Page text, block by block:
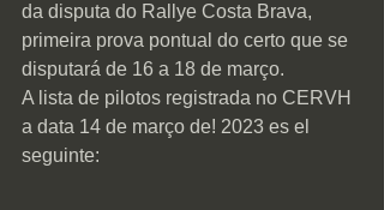
da disputa do Rallye Costa Brava,
primeira prova pontual do certo que se
disputará de 16 a 18 de março.
A lista de pilotos registrada no CERVH
a data 14 de março de! 2023 es el
seguinte: